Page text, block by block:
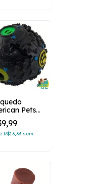
Pets
- G
R$13,33 sem